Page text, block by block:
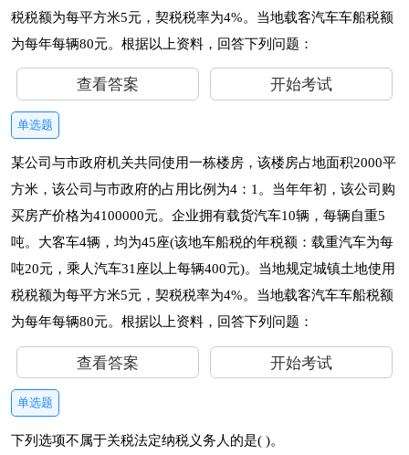
税税额为每平方米5元，契税税率为4%。当地载客汽车车船税额
为每年每辆80元。根据以上资料，回答下列问题：
查看答案 开始考试
单选题
某公司与市政府机关共同使用一栋楼房，该楼房占地面积2000平
方米，该公司与市政府的占用比例为4：1。当年年初，该公司购
买房产价格为4100000元。企业拥有载货汽车10辆，每辆自重5
吨。大客车4辆，均为45座(该地车船税的年税额：载重汽车为每
吨20元，乘人汽车31座以上每辆400元)。当地规定城镇土地使用
税税额为每平方米5元，契税税率为4%。当地载客汽车车船税额
为每年每辆80元。根据以上资料，回答下列问题：
查看答案 开始考试
单选题
下列选项不属于关税法定纳税义务人的是( )。